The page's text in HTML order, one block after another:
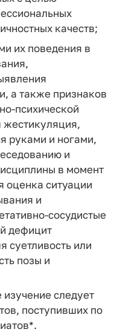
качеств;
их поведения в
а также признаков
психической
жестикуляция,
руками и ногами,
и
в момент
оценка ситуации
и
сосудистые
дефицит
суетливость или
позы и
следует
поступивших по